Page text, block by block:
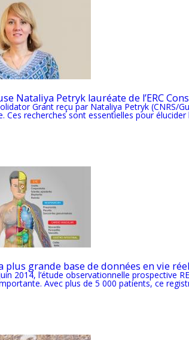
Nataliya Petryk lauréate de l’ERC
Grant reçu par Nataliya Petryk (CNRS/
Ces recherches sont essentielles pour
plus grande base de données en vie
2014, l’étude observationnelle prospective
Avec plus de 5 000 patients, ce